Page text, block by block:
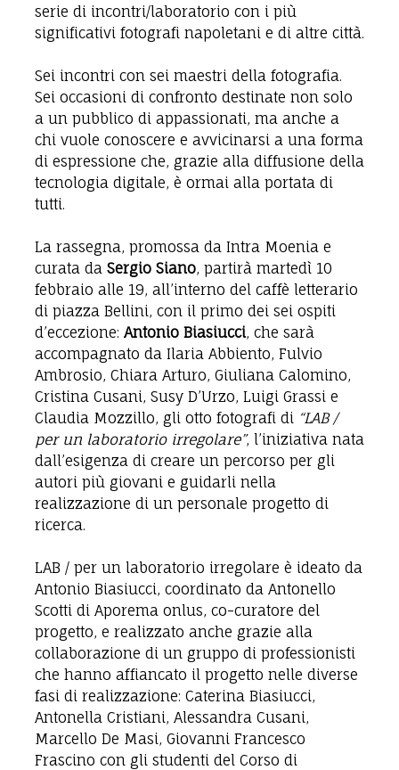
serie di incontri/laboratorio con i più
significativi fotografi napoletani e di altre città.
Sei incontri con sei maestri della fotografia.
Sei occasioni di confronto destinate non solo
a un pubblico di appassionati, ma anche a
chi vuole conoscere e avvicinarsi a una forma
di espressione che, grazie alla diffusione della
tecnologia digitale, è ormai alla portata di
tutti.
La rassegna, promossa da Intra Moenia e
curata da Sergio Siano, partirà martedì 10
febbraio alle 19, all’interno del caffè letterario
di piazza Bellini, con il primo dei sei ospiti
d’eccezione: Antonio Biasiucci, che sarà
accompagnato da Ilaria Abbiento, Fulvio
Ambrosio, Chiara Arturo, Giuliana Calomino,
Cristina Cusani, Susy D’Urzo, Luigi Grassi e
Claudia Mozzillo, gli otto fotografi di “LAB /
per un laboratorio irregolare”, l’iniziativa nata
dall’esigenza di creare un percorso per gli
autori più giovani e guidarli nella
realizzazione di un personale progetto di
ricerca.
LAB / per un laboratorio irregolare è ideato da
Antonio Biasiucci, coordinato da Antonello
Scotti di Aporema onlus, co-curatore del
progetto, e realizzato anche grazie alla
collaborazione di un gruppo di professionisti
che hanno affiancato il progetto nelle diverse
fasi di realizzazione: Caterina Biasiucci,
Antonella Cristiani, Alessandra Cusani,
Marcello De Masi, Giovanni Francesco
Frascino con gli studenti del Corso di